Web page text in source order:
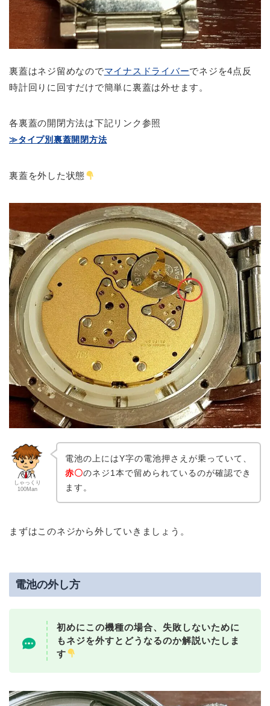
裏蓋はネジ留めなのでマイナスドライバーでネジを4点反
時計回りに回すだけで簡単に裏蓋は外せます。
各裏蓋の開閉方法は下記リンク参照
≫タイプ別裏蓋開閉方法
裏蓋を外した状態
しゃっくり
100Man
電池の上にはY字の電池押さえが乗っていて、
赤〇のネジ1本で留められているのが確認でき
ます。
まずはこのネジから外していきましょう。
電池の外し方
初めにこの機種の場合、失敗しないために
もネジを外すとどうなるのか解説いたしま
す